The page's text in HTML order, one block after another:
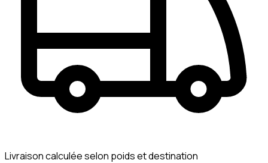
Livraison calculée selon poids et destination